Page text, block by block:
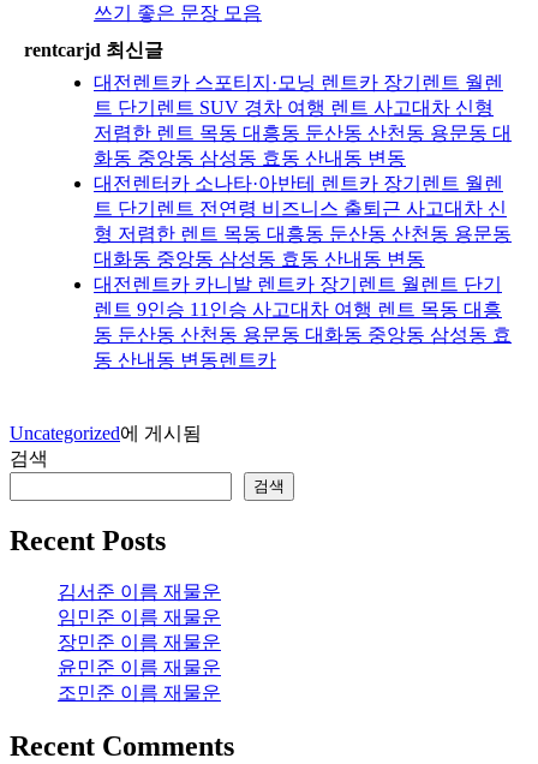
쓰기 좋은 문장 모음
rentcarjd 최신글
대전렌트카 스포티지·모닝 렌트카 장기렌트 월렌
트 단기렌트 SUV 경차 여행 렌트 사고대차 신형
저렴한 렌트 목동 대흥동 둔산동 산천동 용문동 대
화동 중앙동 삼성동 효동 산내동 변동
대전렌터카 소나타·아반테 렌트카 장기렌트 월렌
트 단기렌트 전연령 비즈니스 출퇴근 사고대차 신
형 저렴한 렌트 목동 대흥동 둔산동 산천동 용문동
대화동 중앙동 삼성동 효동 산내동 변동
대전렌트카 카니발 렌트카 장기렌트 월렌트 단기
렌트 9인승 11인승 사고대차 여행 렌트 목동 대흥
동 둔산동 산천동 용문동 대화동 중앙동 삼성동 효
동 산내동 변동렌트카
Uncategorized에 게시됨
검색
검색
Recent Posts
김서준 이름 재물운
임민준 이름 재물운
장민준 이름 재물운
윤민준 이름 재물운
조민준 이름 재물운
Recent Comments